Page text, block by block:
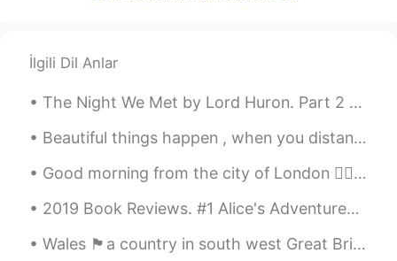
Who knows the unseen, God know
تعليم اللغة العربية
AR EN
كفاكم غباءً كل من دافع عنه وعن منشوره كفى
غباءً هو نصراني ويدافع عن النصارى ودينهم
ويقول أنه سيدخل المشركون الجنة. افهموا قبل
والثرثرة فقط.. هذا ضد دينكم
İlgili Dil Anlar
The Night We Met by Lord Huron. Part 2 of 2. I don't know what I'm supposed to do Haunted by ...
Beautiful things happen , when you distance yourself from negativity ! Positive mind ❤️ Positiv...
Good morning from the city of London 🙋‍♀️ What a wonderful thought is that some of the best days ...
2019 Book Reviews. #1 Alice's Adventures in Wonderland by Lewis Carroll. I don't recall readin...
Wales 🏴󠁧󠁢󠁷󠁬󠁳󠁿a country in south west Great Britain,known for its beautiful coastline mountainous ...